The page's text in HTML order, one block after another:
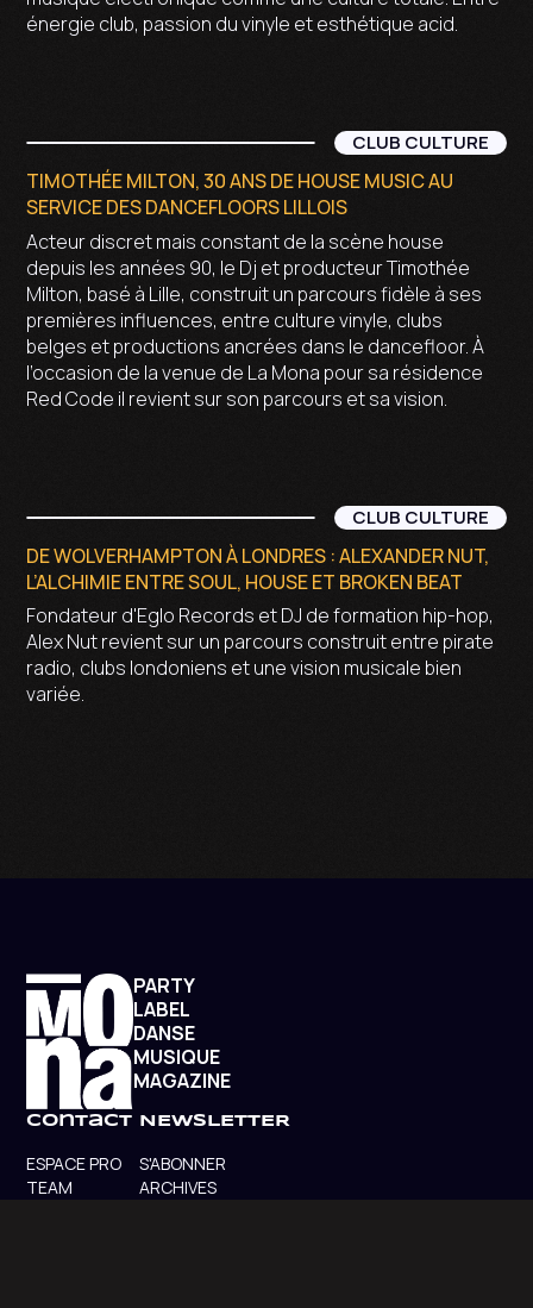
énergie club, passion du vinyle et esthétique acid.
CLUB CULTURE
TIMOTHÉE MILTON, 30 ANS DE HOUSE MUSIC AU
SERVICE DES DANCEFLOORS LILLOIS
Acteur discret mais constant de la scène house
depuis les années 90, le Dj et producteur Timothée
Milton, basé à Lille, construit un parcours fidèle à ses
premières influences, entre culture vinyle, clubs
belges et productions ancrées dans le dancefloor. À
l’occasion de la venue de La Mona pour sa résidence
Red Code il revient sur son parcours et sa vision.
CLUB CULTURE
DE WOLVERHAMPTON À LONDRES : ALEXANDER NUT,
L’ALCHIMIE ENTRE SOUL, HOUSE ET BROKEN BEAT
Fondateur d'Eglo Records et DJ de formation hip-hop,
Alex Nut revient sur un parcours construit entre pirate
radio, clubs londoniens et une vision musicale bien
variée.
PARTY
LABEL
DANSE
MUSIQUE
MAGAZINE
contact
ESPACE PRO
TEAM
NEWSLETTER
S'ABONNER
ARCHIVES